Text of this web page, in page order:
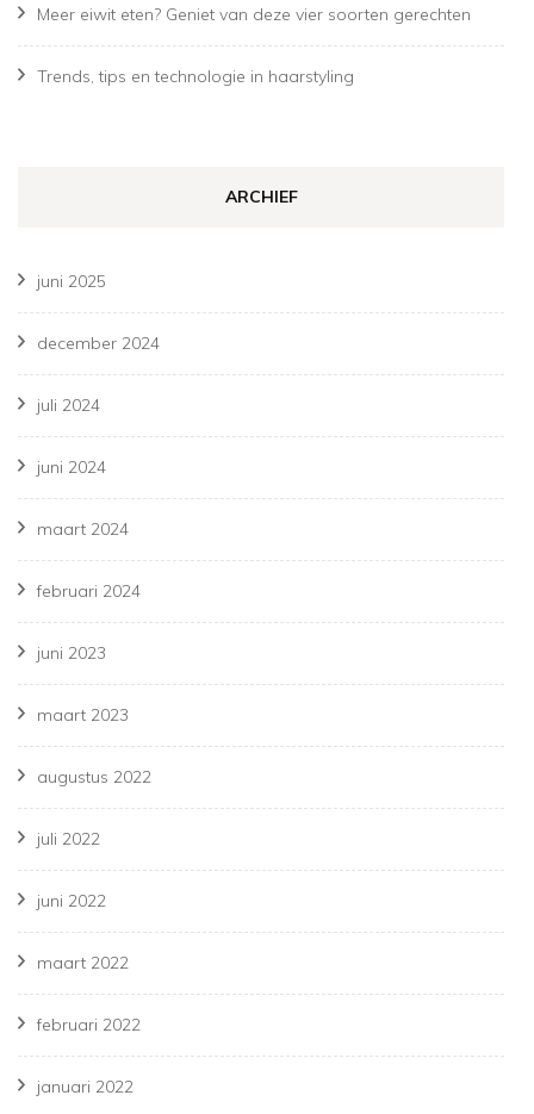
Meer eiwit eten? Geniet van deze vier soorten gerechten
Trends, tips en technologie in haarstyling
ARCHIEF
juni 2025
december 2024
juli 2024
juni 2024
maart 2024
februari 2024
juni 2023
maart 2023
augustus 2022
juli 2022
juni 2022
maart 2022
februari 2022
januari 2022